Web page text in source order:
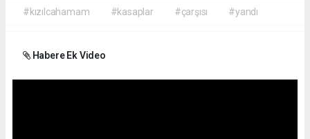
#kızılcahamam #kasaplar #çarşısı #yandı
Habere Ek Video